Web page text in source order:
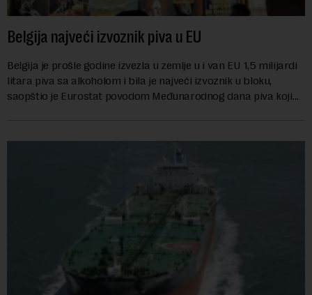
Belgija najveći izvoznik piva u EU
Belgija je prošle godine izvezla u zemlje u i van EU 1,5 milijardi
litara piva sa alkoholom i bila je najveći izvoznik u bloku,
saopštio je Eurostat povodom Međunarodnog dana piva koji